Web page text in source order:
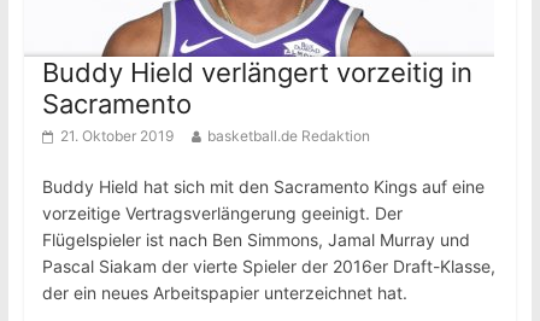
Buddy Hield verlängert vorzeitig in
Sacramento
21. Oktober 2019 basketball.de Redaktion
Buddy Hield hat sich mit den Sacramento Kings auf eine
vorzeitige Vertragsverlängerung geeinigt. Der
Flügelspieler ist nach Ben Simmons, Jamal Murray und
Pascal Siakam der vierte Spieler der 2016er Draft-Klasse,
der ein neues Arbeitspapier unterzeichnet hat.